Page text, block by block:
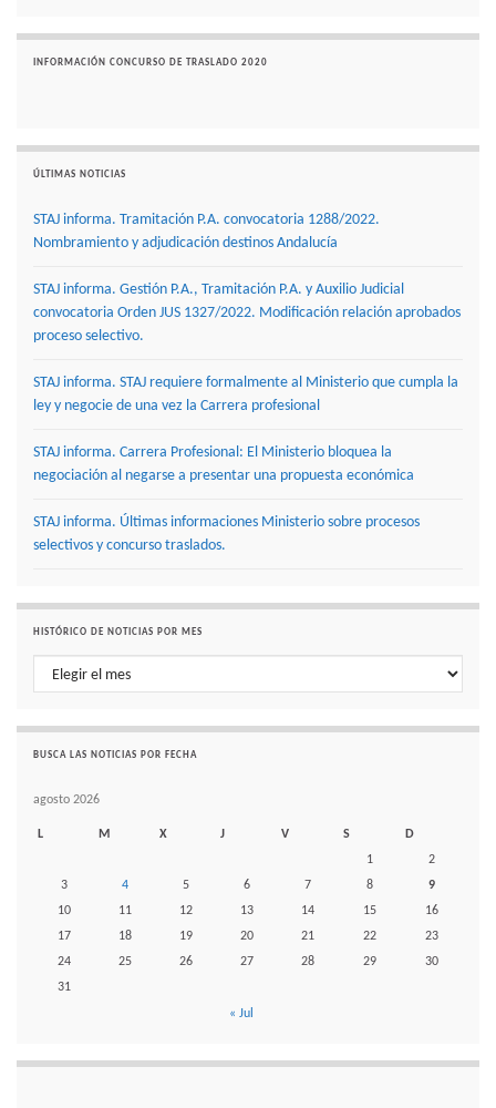
INFORMACIÓN CONCURSO DE TRASLADO 2020
ÚLTIMAS NOTICIAS
STAJ informa. Tramitación P.A. convocatoria 1288/2022.
Nombramiento y adjudicación destinos Andalucía
STAJ informa. Gestión P.A., Tramitación P.A. y Auxilio Judicial
convocatoria Orden JUS 1327/2022. Modificación relación aprobados
proceso selectivo.
STAJ informa. STAJ requiere formalmente al Ministerio que cumpla la
ley y negocie de una vez la Carrera profesional
STAJ informa. Carrera Profesional: El Ministerio bloquea la
negociación al negarse a presentar una propuesta económica
STAJ informa. Últimas informaciones Ministerio sobre procesos
selectivos y concurso traslados.
HISTÓRICO DE NOTICIAS POR MES
Histórico de noticias por mes
BUSCA LAS NOTICIAS POR FECHA
agosto 2026
L M X J V S
D
1
2
3
4 5 6 7 8
9
10
11 12 13 14 15
16
17
18 19 20 21 22
23
24
25 26 27 28 29
30
31
« Jul